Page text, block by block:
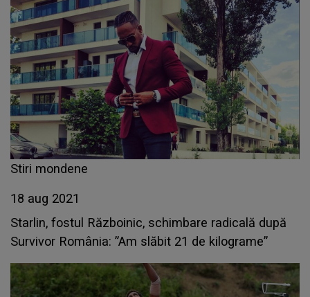
Stiri mondene
18 aug 2021
Starlin, fostul Războinic, schimbare radicală după
Survivor România: ”Am slăbit 21 de kilograme”